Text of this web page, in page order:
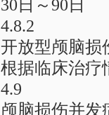
30日～90日
4.8.2
开放型颅脑损
根据临床治疗
4.9
颅脑损伤并发